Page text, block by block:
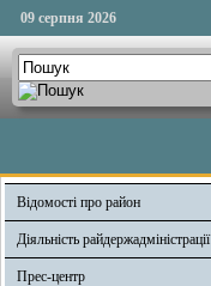
09 серпня 2026
Відомості про район
Діяльність райдержадміністрації
Прес-центр